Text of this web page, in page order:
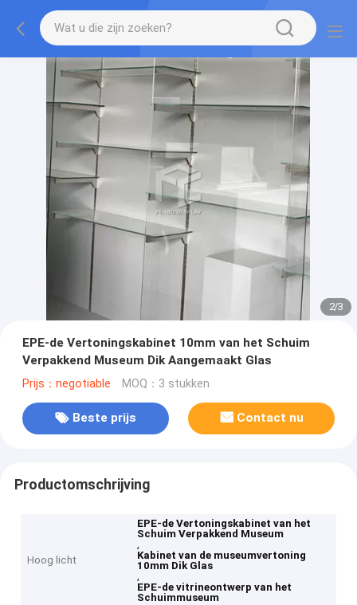
2/3
EPE-de Vertoningskabinet 10mm van het Schuim
Verpakkend Museum Dik Aangemaakt Glas
Prijs：negotiable MOQ：3 stukken
Beste prijs Contact nu
Productomschrijving
Hoog licht
EPE-de Vertoningskabinet van het
Schuim Verpakkend Museum
,
Kabinet van de museumvertoning
10mm Dik Glas
,
EPE-de vitrineontwerp van het
Schuimmuseum